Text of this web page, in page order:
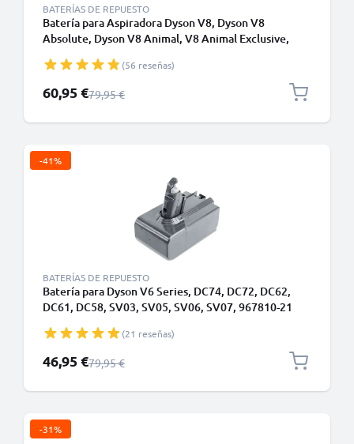
BATERÍAS DE REPUESTO
Batería para Aspiradora Dyson V8, Dyson V8
Absolute, Dyson V8 Animal, V8 Animal Exclusive,
4000mAh de CELLONIC
(56 reseñas)
Precio especial
60,95 €Precio normal
79,95 €
-41%
BATERÍAS DE REPUESTO
Batería para Dyson V6 Series, DC74, DC72, DC62,
DC61, DC58, SV03, SV05, SV06, SV07, 967810-21
(No compatible con cargador de pared)
(21 reseñas)
Precio especial
46,95 €Precio normal
79,95 €
-31%